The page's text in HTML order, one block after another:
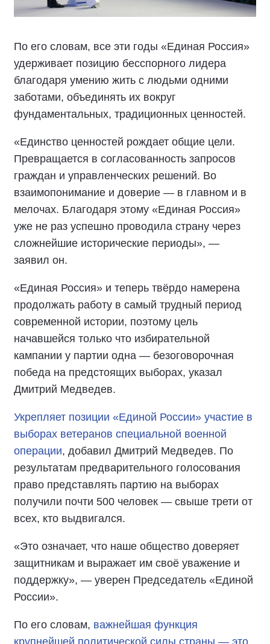
По его словам, все эти годы «Единая Россия»
удерживает позицию бесспорного лидера
благодаря умению жить с людьми одними
заботами, объединять их вокруг
фундаментальных, традиционных ценностей.
«Единство ценностей рождает общие цели.
Превращается в согласованность запросов
граждан и управленческих решений. Во
взаимопонимание и доверие — в главном и в
мелочах. Благодаря этому «Единая Россия»
уже не раз успешно проводила страну через
сложнейшие исторические периоды», —
заявил он.
«Единая Россия» и теперь твёрдо намерена
продолжать работу в самый трудный период
современной истории, поэтому цель
начавшейся только что избирательной
кампании у партии одна — безоговорочная
победа на предстоящих выборах, указал
Дмитрий Медведев.
Укрепляет позиции «Единой России» участие в
выборах ветеранов специальной военной
операции, добавил Дмитрий Медведев. По
результатам предварительного голосования
право представлять партию на выборах
получили почти 500 человек — свыше трети от
всех, кто выдвигался.
«Это означает, что наше общество доверяет
защитникам и выражает им своё уважение и
поддержку», — уверен Председатель «Единой
России».
По его словам, важнейшая функция
крупнейшей политической силы страны — это